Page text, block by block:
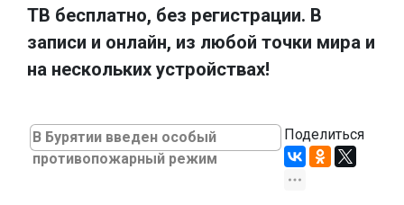
ТВ бесплатно, без регистрации. В
записи и онлайн, из любой точки мира и
на нескольких устройствах!
В Бурятии введен особый
противопожарный режим
Поделиться